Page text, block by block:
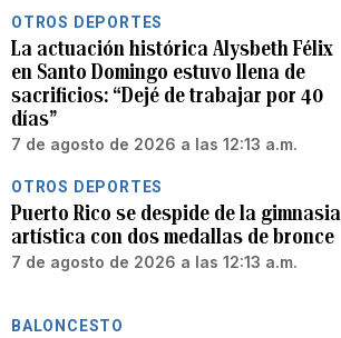
OTROS DEPORTES
La actuación histórica Alysbeth Félix
en Santo Domingo estuvo llena de
sacrificios: “Dejé de trabajar por 40
días”
7 de agosto de 2026 a las 12:13 a.m.
OTROS DEPORTES
Puerto Rico se despide de la gimnasia
artística con dos medallas de bronce
7 de agosto de 2026 a las 12:13 a.m.
BALONCESTO